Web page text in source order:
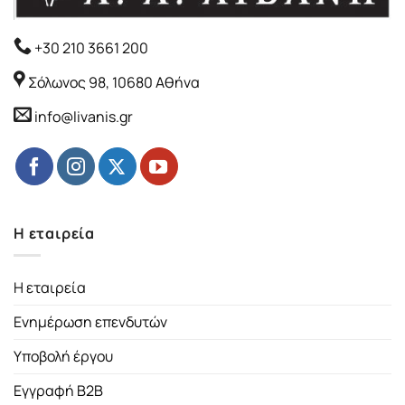
+30 210 3661 200
Σόλωνος 98, 10680 Αθήνα
info@livanis.gr
Η εταιρεία
Η εταιρεία
Ενημέρωση επενδυτών
Υποβολή έργου
Εγγραφή B2B